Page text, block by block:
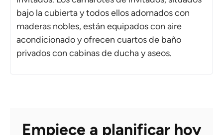
bajo la cubierta y todos ellos adornados con
maderas nobles, están equipados con aire
acondicionado y ofrecen cuartos de baño
privados con cabinas de ducha y aseos.
Empiece a planificar hoy